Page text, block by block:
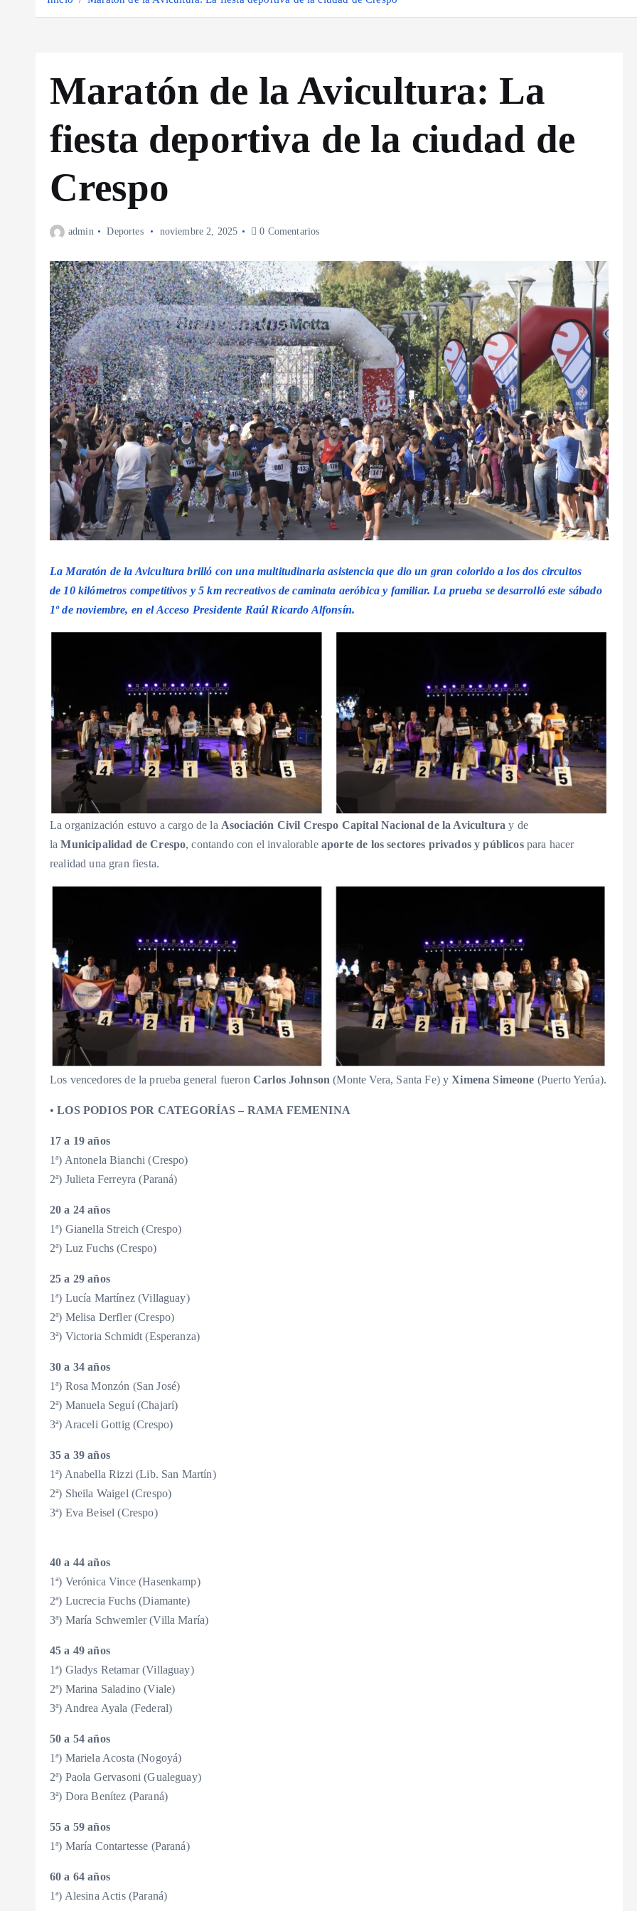
Maratón de la Avicultura: La
fiesta deportiva de la ciudad de
Crespo
admin Deportes noviembre 2, 2025 0 Comentarios
La Maratón de la Avicultura brilló con una multitudinaria asistencia que dio un gran colorido a los dos circuitos
de 10 kilómetros competitivos y5 km recreativos de caminata aeróbica y familiar. La prueba se desarrolló este sábado
1º de noviembre, en el Acceso Presidente Raúl Ricardo Alfonsín.
La organización estuvo a cargo de la Asociación Civil Crespo Capital Nacional de la Aviculturay de
laMunicipalidad de Crespo, contando con el invalorable aporte de los sectores privados y públicospara hacer
realidad una gran fiesta.
Los vencedores de la prueba general fueron Carlos Johnson (Monte Vera, Santa Fe) yXimena Simeone (Puerto Yerúa).
• LOS PODIOS POR CATEGORÍAS – RAMA FEMENINA
17 a 19 años
1ª) Antonela Bianchi (Crespo)
2ª) Julieta Ferreyra (Paraná)
20 a 24 años
1ª) Gianella Streich (Crespo)
2ª) Luz Fuchs (Crespo)
25 a 29 años
1ª) Lucía Martínez (Villaguay)
2ª) Melisa Derfler (Crespo)
3ª) Victoria Schmidt (Esperanza)
30 a 34 años
1ª) Rosa Monzón (San José)
2ª) Manuela Seguí (Chajarí)
3ª) Araceli Gottig (Crespo)
35 a 39 años
1ª) Anabella Rizzi (Lib. San Martín)
2ª) Sheila Waigel (Crespo)
3ª) Eva Beisel (Crespo)
40 a 44 años
1ª) Verónica Vince (Hasenkamp)
2ª) Lucrecia Fuchs (Diamante)
3ª) María Schwemler (Villa María)
45 a 49 años
1ª) Gladys Retamar (Villaguay)
2ª) Marina Saladino (Viale)
3ª) Andrea Ayala (Federal)
50 a 54 años
1ª) Mariela Acosta (Nogoyá)
2ª) Paola Gervasoni (Gualeguay)
3ª) Dora Benítez (Paraná)
55 a 59 años
1ª) María Contartesse (Paraná)
60 a 64 años
1ª) Alesina Actis (Paraná)